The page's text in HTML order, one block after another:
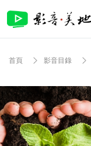
首頁 影音目錄